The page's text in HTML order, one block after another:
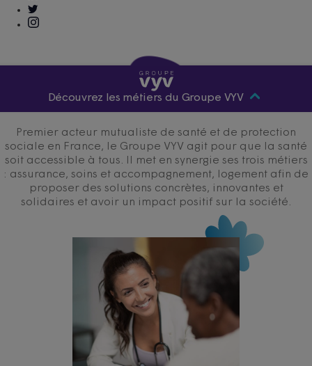
Découvrez les métiers du Groupe VYV
Premier acteur mutualiste de santé et de protection
sociale en France, le Groupe VYV agit pour que la santé
soit accessible à tous. Il met en synergie ses trois métiers
: assurance, soins et accompagnement, logement afin de
proposer des solutions concrètes, innovantes et
solidaires et avoir un impact positif sur la société.